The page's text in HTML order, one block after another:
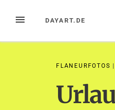
InhaltMENÜ DAYART.DE
FLANEURFOTOS